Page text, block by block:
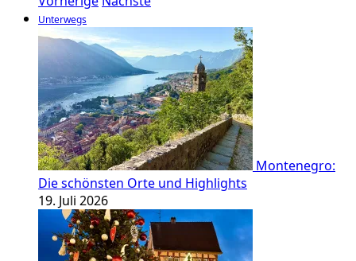
Unterwegs
Montenegro:
Die schönsten Orte und Highlights
19. Juli 2026